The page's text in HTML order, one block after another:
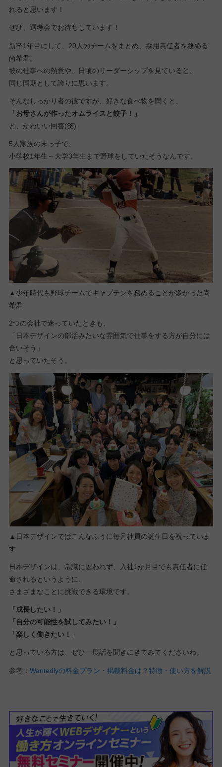
れると思います！
ぜひ、選考会でお待ちしています！
新卒1年目にして、20人のチームをまとめ、採用責任者を務める
尚希君。
彼の仕事への熱意や、日頃のリーダーシップを見ていると、
同じ同期として誇りに思います。
そんなしっかり者の彼ですが、好きな食べ物を聞くと、
「お母さんが作ったオムライスと餃子！」
と、かわいい回答(笑)
5人家族の末っ子で、
小学校1年生～大学3年生まで野球をしていたそうなんです。
▲少年時代も野球チームでキャプテンを務めることが多かった尚
希君
2つの会社で迷っていたときも、
「日本デザインの部活みたいな雰囲気で仕事をする方が自分には
合いそう」
と思っていたそう。
▲日本デザインではこんなふうに毎月社員の誕生日を祝っていま
す
日本デザインは、常識に囚われず、入社1か月目でも責任者に任
命されるというように、
さまざまなことに挑戦できる環境です。
「成長したい！」
「自分の可能性を試してみたい！」
「楽しく働きたい！」
と思っている方は、ぜひ一度話を聞きにきてみてくださいね。
参考： Wantedlyの料金プラン・掲載料金は？特徴・使い方を解説